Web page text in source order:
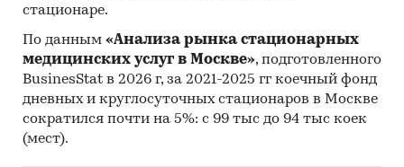
стационаре.
По данным «Анализа рынка стационарных
медицинских услуг в Москве», подготовленного
BusinesStat в 2026 г, за 2021-2025 гг коечный фонд
дневных и круглосуточных стационаров в Москве
сократился почти на 5%: с 99 тыс до 94 тыс коек
(мест).